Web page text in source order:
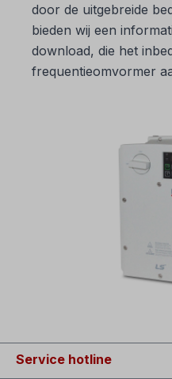
door de uitgebreide
bieden wij een
download, die het
frequentieomvormer
Service hotline